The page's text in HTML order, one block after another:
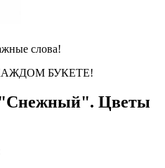
слова!
БУКЕТЕ!
"Снежный". Цветы